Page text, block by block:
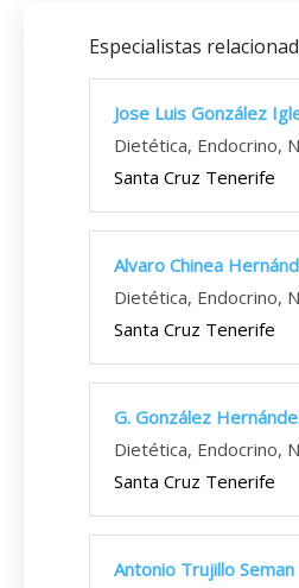
Especialistas
Jose Luis González
Dietética, Endocrino,
Santa Cruz Tenerife
Alvaro Chinea
Dietética, Endocrino,
Santa Cruz Tenerife
G. González
Dietética, Endocrino,
Santa Cruz Tenerife
Antonio Trujillo Seman